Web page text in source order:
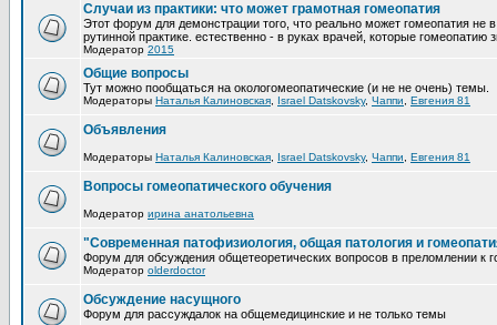
Случаи из практики: что может грамотная гомеопатия
Этот форум для демонстрации того, что реально может гомеопатия не
рутинной практике. естественно - в руках врачей, которые гомеопатию
Модератор 2015
Общие вопросы
Тут можно пообщаться на окологомеопатические (и не не очень) темы.
Модераторы Наталья Калиновская Israel Datskovsky, Чаппи Евгения 81
Объявления
Модераторы Наталья Калиновская Israel Datskovsky, Чаппи Евгения 81
Вопросы гомеопатического обучения
Модератор ирина анатольевна
"Современная патофизиология, общая патология и
Форум для обсуждения общетеоретических вопросов в преломлении к
Модератор olderdoctor
Обсуждение насущного
Форум для рассуждалок на общемедицинские и не только темы